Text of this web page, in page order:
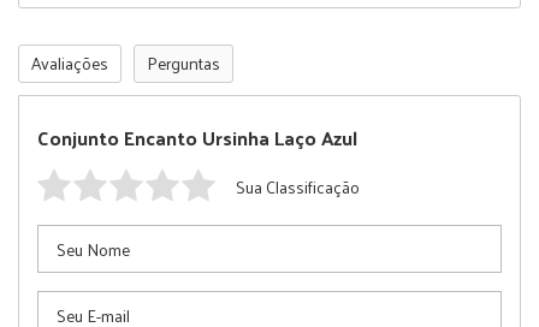
Avaliações Perguntas
Conjunto Encanto Ursinha Laço Azul
Sua Classificação